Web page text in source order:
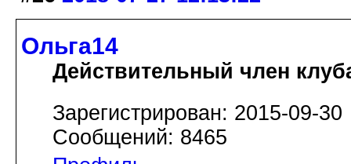
Ольга14
Действительный член
Зарегистрирован: 2015-09-30
Сообщений: 8465